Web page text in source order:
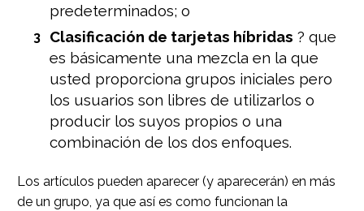
predeterminados; o
Clasificación de tarjetas híbridas ? que
es básicamente una mezcla en la que
usted proporciona grupos iniciales pero
los usuarios son libres de utilizarlos o
producir los suyos propios o una
combinación de los dos enfoques.
Los artículos pueden aparecer (y aparecerán) en más
de un grupo, ya que así es como funcionan la